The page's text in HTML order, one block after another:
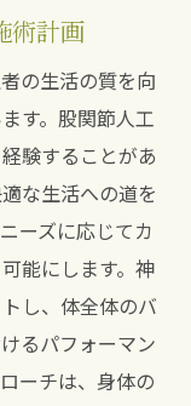
術計画
の生活の質を向
す。股関節人工
験することがあ
な生活への道を
ーズに応じてカ
能にします。神
し、体全体のバ
るパフォーマン
ーチは、身体の